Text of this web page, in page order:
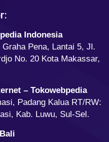
Indonesia
Graha Pena, Lantai 5, Jl.
No. 20 Kota Makassar,
– Tokowebpedia
Padang Kalua RT/RW:
Kab. Luwu, Sul-Sel.